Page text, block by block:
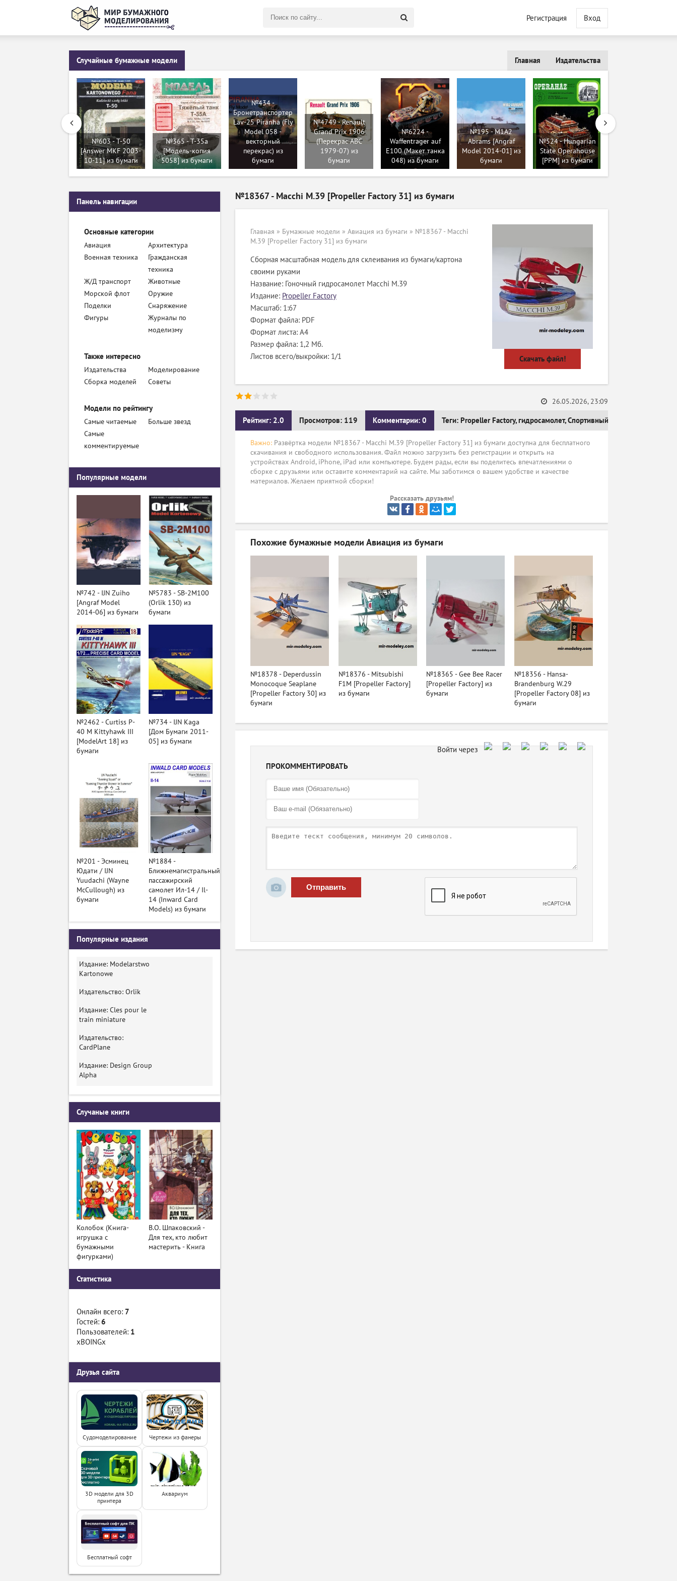
Регистрация Вход
Случайные бумажные модели Издательства
Главная
№603 - T-50
[Answer MKF 2003-
10-11] из бумаги
№365 - T-35a
[Модель-копия
5058] из бумаги
№434 -
Бронетранспортер
Lav-25 Piranha (Fly
Model 058 -
векторный
перекрас) из
бумаги
№4749 - Renault
Grand Prix 1906
(Перекрас ABC
1979-07) из
бумаги
№6224 -
Waffentrager auf
E100 (Макет танка
048) из бумаги
№195 - M1A2
Abrams [Angraf
Model 2014-01] из
бумаги
№524 - Hungarian
State Operahouse
[PPM] из бумаги
№18367 - Macchi M.39 [Propeller Factory 31] из бумаги
Главная » Бумажные модели » Авиация из бумаги » №18367 - Macchi
M.39 [Propeller Factory 31] из бумаги
Сборная масштабная модель для склеивания из бумаги/картона
своими руками
Название: Гоночный гидросамолет Macchi M.39
Издание: Propeller Factory
Масштаб: 1:67
Формат файла: PDF
Формат листа: А4
Размер файла: 1,2 Мб.
Листов всего/выкройки: 1/1
Скачать файл!
Рейтинг: 2.0 Просмотров: 119 Комментарии: 0 Теги: Propeller Factory,гидросамолет,Спортивный самолет
26.05.2026, 23:09
Важно: Развёртка модели №18367 - Macchi M.39 [Propeller Factory 31] из бумаги доступна для бесплатного
скачивания и свободного использования. Файл можно загрузить без регистрации и открыть на
устройствах Android, iPhone, iPad или компьютере. Будем рады, если вы поделитесь впечатлениями о
сборке с друзьями или оставите комментарий на сайте. Мы заботимся о вашем удобстве и качестве
материалов. Желаем приятной сборки!
Рассказать друзьям!
Похожие бумажные модели Авиация из бумаги
№18378 - Deperdussin
Monocoque Seaplane
[Propeller Factory 30] из
бумаги
№18376 - Mitsubishi
F1M [Propeller Factory]
из бумаги
№18365 - Gee Bee Racer
[Propeller Factory] из
бумаги
№18356 - Hansa-
Brandenburg W.29
[Propeller Factory 08] из
бумаги
ПРОКОММЕНТИРОВАТЬ
Отправить
Панель навигации
Основные категории
Авиация
Архитектура
Военная техника
Гражданская
техника
Ж/Д транспорт
Животные
Морской флот
Оружие
Поделки
Снаряжение
Фигуры
Журналы по
моделизму
Также интересно
Издательства
Моделирование
Сборка моделей
Советы
Модели по рейтингу
Самые читаемые
Больше звезд
Самые
комментируемые
Популярные модели
№742 - IJN Zuiho
[Angraf Model
2014-06] из бумаги
№5783 - SB-2M100
(Orlik 130) из
бумаги
№2462 - Curtiss P-
40 M Kittyhawk III
[ModelArt 18] из
бумаги
№734 - IJN Kaga
[Дом Бумаги 2011-
05] из бумаги
№201 - Эсминец
Юдати / IJN
Yuudachi (Wayne
McCullough) из
бумаги
№1884 -
Ближнемагистральный
пассажирский
самолет Ил-14 / Il-
14 (Inward Card
Models) из бумаги
Популярные издания
Издание: Modelarstwo
Kartonowe
Издательство: Orlik
Издание: Cles pour le
train miniature
Издательство:
CardPlane
Издание: Design Group
Alpha
Случаные книги
Колобок (Книга-
игрушка с
бумажными
фигурками)
В.О. Шпаковский -
Для тех, кто любит
мастерить - Книга
Статистика
Онлайн всего: 7
Гостей: 6
Пользователей: 1
xBOINGx
Друзья сайта
Судомоделирование Чертежи из фанеры
3D модели для 3D
принтера
Аквариум
Бесплатный софт